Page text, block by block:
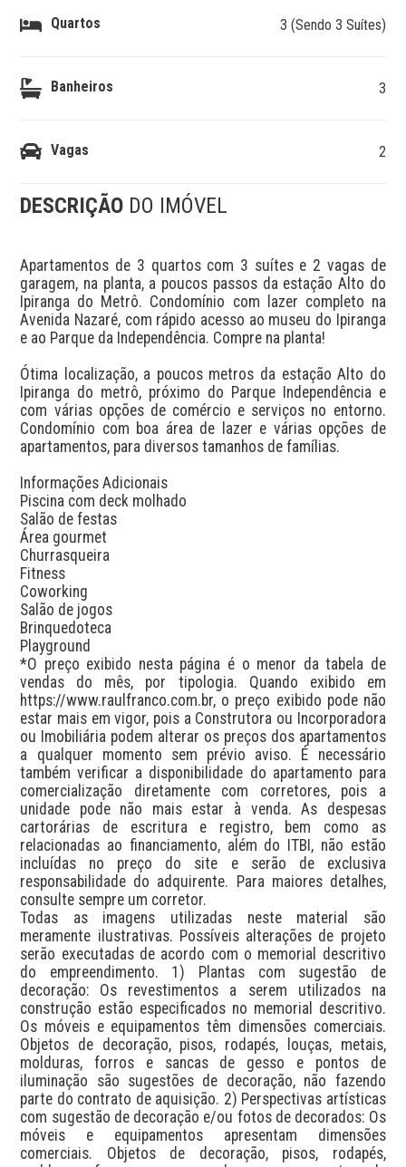
Quartos 3 (Sendo 3 Suítes)
Banheiros 3
Vagas 2
DESCRIÇÃO DO IMÓVEL
Apartamentos de 3 quartos com 3 suítes e 2 vagas de
garagem, na planta, a poucos passos da estação Alto do
Ipiranga do Metrô. Condomínio com lazer completo na
Avenida Nazaré, com rápido acesso ao museu do Ipiranga
e ao Parque da Independência. Compre na planta!
Ótima localização, a poucos metros da estação Alto do
Ipiranga do metrô, próximo do Parque Independência e
com várias opções de comércio e serviços no entorno.
Condomínio com boa área de lazer e várias opções de
apartamentos, para diversos tamanhos de famílias.
Informações Adicionais
Piscina com deck molhado
Salão de festas
Área gourmet
Churrasqueira
Fitness
Coworking
Salão de jogos
Brinquedoteca
Playground
*O preço exibido nesta página é o menor da tabela de
vendas do mês, por tipologia. Quando exibido em
https://www.raulfranco.com.br, o preço exibido pode não
estar mais em vigor, pois a Construtora ou Incorporadora
ou Imobiliária podem alterar os preços dos apartamentos
a qualquer momento sem prévio aviso. É necessário
também verificar a disponibilidade do apartamento para
comercialização diretamente com corretores, pois a
unidade pode não mais estar à venda. As despesas
cartorárias de escritura e registro, bem como as
relacionadas ao financiamento, além do ITBI, não estão
incluídas no preço do site e serão de exclusiva
responsabilidade do adquirente. Para maiores detalhes,
consulte sempre um corretor.
Todas as imagens utilizadas neste material são
meramente ilustrativas. Possíveis alterações de projeto
serão executadas de acordo com o memorial descritivo
do empreendimento. 1) Plantas com sugestão de
decoração: Os revestimentos a serem utilizados na
construção estão especificados no memorial descritivo.
Os móveis e equipamentos têm dimensões comerciais.
Objetos de decoração, pisos, rodapés, louças, metais,
molduras, forros e sancas de gesso e pontos de
iluminação são sugestões de decoração, não fazendo
parte do contrato de aquisição. 2) Perspectivas artísticas
com sugestão de decoração e/ou fotos de decorados: Os
móveis e equipamentos apresentam dimensões
comerciais. Objetos de decoração, pisos, rodapés,